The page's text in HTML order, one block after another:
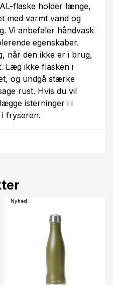
flaske holder længe,
med varmt vand og
Vi anbefaler håndvask
egenskaber.
når den ikke er i brug,
Læg ikke flasken i
og undgå stærke
rust. Hvis du vil
isterninger i i
fryseren.
Nyhed